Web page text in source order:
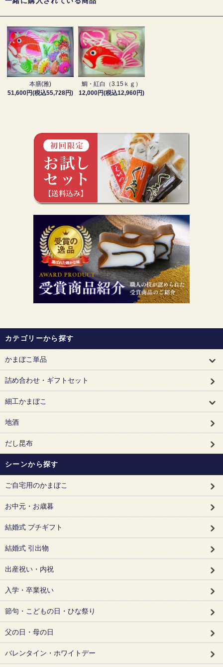
本膳(雅)
51,600円(税込55,728円)
鯛・紅白（3.15ｋｇ）
12,000円(税込12,960円)
カテゴリーから探す
かまぼこ単品
詰め合わせ・ギフトセット
細工かまぼこ
地酒
だし昆布
シーンから探す
ご自宅用のかまぼこ
お中元・お歳暮
結婚式 プチギフト
結婚式 引出物
出産祝い・内祝
入学・卒業祝い
節句・こどもの日・ひな祭り
父の日・母の日
バレンタイン・ホワイトデー